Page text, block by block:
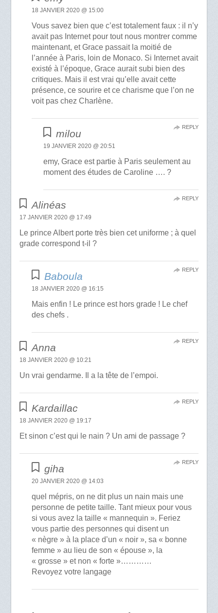
18 JANVIER 2020 @ 15:00
Vous savez bien que c’est totalement faux : il n’y
avait pas Internet pour tout nous montrer comme
maintenant, et Grace passait la moitié de
l’année à Paris, loin de Monaco. Si Internet avait
existé à l’époque, Grace aurait subi bien des
critiques. Mais il est vrai qu’elle avait cette
présence, ce sourire et ce charisme que l’on ne
voit pas chez Charlène.
milou
19 JANVIER 2020 @ 20:51
emy, Grace est partie à Paris seulement au
moment des études de Caroline …. ?
REPLY
Alinéas
17 JANVIER 2020 @ 17:49
Le prince Albert porte très bien cet uniforme ; à quel
grade correspond t-il ?
REPLY
Baboula
18 JANVIER 2020 @ 16:15
Mais enfin ! Le prince est hors grade ! Le chef
des chefs .
REPLY
Anna
18 JANVIER 2020 @ 10:21
Un vrai gendarme. Il a la tête de l’empoi.
REPLY
Kardaillac
18 JANVIER 2020 @ 19:17
Et sinon c’est qui le nain ? Un ami de passage ?
REPLY
giha
20 JANVIER 2020 @ 14:03
quel mépris, on ne dit plus un nain mais une
personne de petite taille. Tant mieux pour vous
si vous avez la taille « mannequin ». Feriez
vous partie des personnes qui disent un
« nègre » à la place d’un « noir », sa « bonne
femme » au lieu de son « épouse », la
« grosse » et non « forte »…………
Revoyez votre langage
REPLY